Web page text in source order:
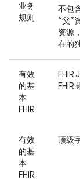
业务
规则
不包
“父”
资源
在的
有效
的基
本
FHIR
FHIR
FHIR
有效
的基
本
FHIR
顶级